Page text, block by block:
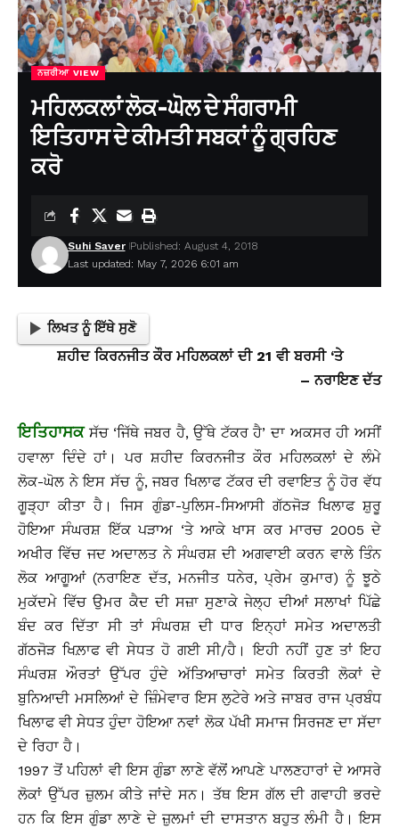
ਨਜ਼ਰੀਆ VIEW
ਮਹਿਲਕਲਾਂ ਲੋਕ-ਘੋਲ ਦੇ ਸੰਗਰਾਮੀ
ਇਤਿਹਾਸ ਦੇ ਕੀਮਤੀ ਸਬਕਾਂ ਨੂੰ ਗ੍ਰਹਿਣ
ਕਰੋ
Last updated: May 7, 2026 6:01 am
Suhi Saver Published: August 4, 2018
ਲਿਖਤ ਨੂੰ ਇੱਥੇ ਸੁਣੋ
ਸ਼ਹੀਦ ਕਿਰਨਜੀਤ ਕੌਰ ਮਹਿਲਕਲਾਂ ਦੀ 21 ਵੀ ਬਰਸੀ ‘ਤੇ
– ਨਰਾਇਣ ਦੱਤ
ਇਤਿਹਾਸਕਸੱਚ ‘ਜਿੱਥੇ ਜਬਰ ਹੈ, ਉੱਥੇ ਟੱਕਰ ਹੈ’ ਦਾ ਅਕਸਰ ਹੀ ਅਸੀਂ
ਹਵਾਲਾ ਦਿੰਦੇ ਹਾਂ। ਪਰ ਸ਼ਹੀਦ ਕਿਰਨਜੀਤ ਕੌਰ ਮਹਿਲਕਲਾਂ ਦੇ ਲੰਮੇ
ਲੋਕ-ਘੋਲ ਨੇ ਇਸ ਸੱਚ ਨੂੰ, ਜਬਰ ਖਿਲਾਫ ਟੱਕਰ ਦੀ ਰਵਾਇਤ ਨੂੰ ਹੋਰ ਵੱਧ
ਗੂੜ੍ਹਾ ਕੀਤਾ ਹੈ। ਜਿਸ ਗੁੰਡਾ-ਪੁਲਿਸ-ਸਿਆਸੀ ਗੱਠਜੋੜ ਖਿਲਾਫ ਸ਼ੁਰੂ
ਹੋਇਆ ਸੰਘਰਸ਼ ਇੱਕ ਪੜਾਅ ‘ਤੇ ਆਕੇ ਖਾਸ ਕਰ ਮਾਰਚ 2005 ਦੇ
ਅਖੀਰ ਵਿੱਚ ਜਦ ਅਦਾਲਤ ਨੇ ਸੰਘਰਸ਼ ਦੀ ਅਗਵਾਈ ਕਰਨ ਵਾਲੇ ਤਿੰਨ
ਲੋਕ ਆਗੂਆਂ (ਨਰਾਇਣ ਦੱਤ, ਮਨਜੀਤ ਧਨੇਰ, ਪ੍ਰੇਮ ਕੁਮਾਰ) ਨੂੰ ਝੂਠੇ
ਮੁਕੱਦਮੇ ਵਿੱਚ ਉਮਰ ਕੈਦ ਦੀ ਸਜ਼ਾ ਸੁਣਾਕੇ ਜੇਲ੍ਹ ਦੀਆਂ ਸਲਾਖਾਂ ਪਿੱਛੇ
ਬੰਦ ਕਰ ਦਿੱਤਾ ਸੀ ਤਾਂ ਸੰਘਰਸ਼ ਦੀ ਧਾਰ ਇਨ੍ਹਾਂ ਸਮੇਤ ਅਦਾਲਤੀ
ਗੱਠਜੋੜ ਖਿਲ਼ਾਫ ਵੀ ਸੇਧਤ ਹੋ ਗਈ ਸੀ/ਹੈ। ਇਹੀ ਨਹੀਂ ਹੁਣ ਤਾਂ ਇਹ
ਸੰਘਰਸ਼ ਔਰਤਾਂ ਉੱਪਰ ਹੁੰਦੇ ਅੱਤਿਆਚਾਰਾਂ ਸਮੇਤ ਕਿਰਤੀ ਲੋਕਾਂ ਦੇ
ਬੁਨਿਆਦੀ ਮਸਲਿਆਂ ਦੇ ਜ਼ਿੰਮੇਵਾਰ ਇਸ ਲੁਟੇਰੇ ਅਤੇ ਜਾਬਰ ਰਾਜ ਪ੍ਰਬੰਧ
ਖਿਲਾਫ ਵੀ ਸੇਧਤ ਹੁੰਦਾ ਹੋਇਆ ਨਵਾਂ ਲੋਕ ਪੱਖੀ ਸਮਾਜ ਸਿਰਜਣ ਦਾ ਸੱਦਾ
ਦੇ ਰਿਹਾ ਹੈ।
1997 ਤੋਂ ਪਹਿਲਾਂ ਵੀ ਇਸ ਗੁੰਡਾ ਲਾਣੇ ਵੱਲੋਂ ਆਪਣੇ ਪਾਲਣਹਾਰਾਂ ਦੇ ਆਸਰੇ
ਲੋਕਾਂ ਉੱਪਰ ਜ਼ੁਲਮ ਕੀਤੇ ਜਾਂਦੇ ਸਨ। ਤੱਥ ਇਸ ਗੱਲ ਦੀ ਗਵਾਹੀ ਭਰਦੇ
ਹਨ ਕਿ ਇਸ ਗੁੰਡਾ ਲਾਣੇ ਦੇ ਜ਼ੁਲਮਾਂ ਦੀ ਦਾਸਤਾਨ ਬਹੁਤ ਲੰਮੀ ਹੈ। ਇਸ